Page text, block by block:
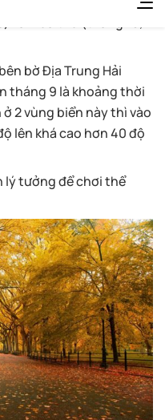
và mùa thu (tháng 10,
bờ Địa Trung Hải
tháng 9 là khoảng thời
2 vùng biển này thì vào
lên khá cao hơn 40 độ